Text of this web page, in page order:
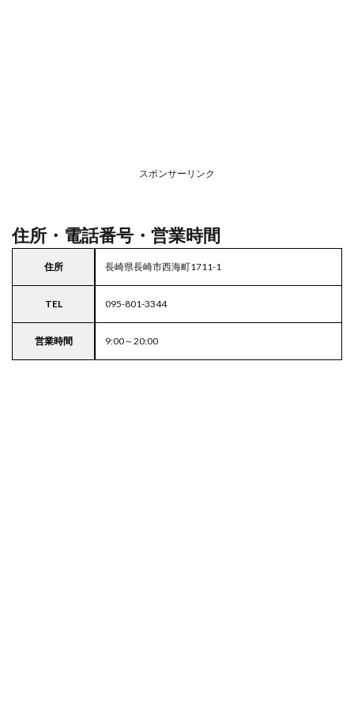
スポンサーリンク
住所・電話番号・営業時間
住所 長崎県長崎市西海町1711-1
TEL 095-801-3344
営業時間 9:00～20:00